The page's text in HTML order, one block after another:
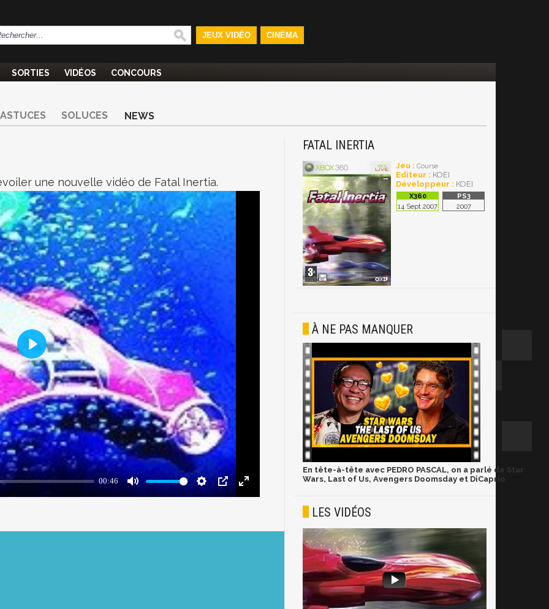
JEUX VIDÉO CINÉMA
SORTIES VIDÉOS CONCOURS
ASTUCES SOLUCES NEWS
une nouvelle vidéo de Fatal Inertia.
FATAL INERTIA
Jeu : Course
Editeur : KOEI
Développeur : KOEI
14 Sept 2007 2007
À NE PAS MANQUER
En tête-à-tête avec PEDRO PASCAL, on a parlé de Star
Wars, Last of Us, Avengers Doomsday et DiCaprio
LES VIDÉOS